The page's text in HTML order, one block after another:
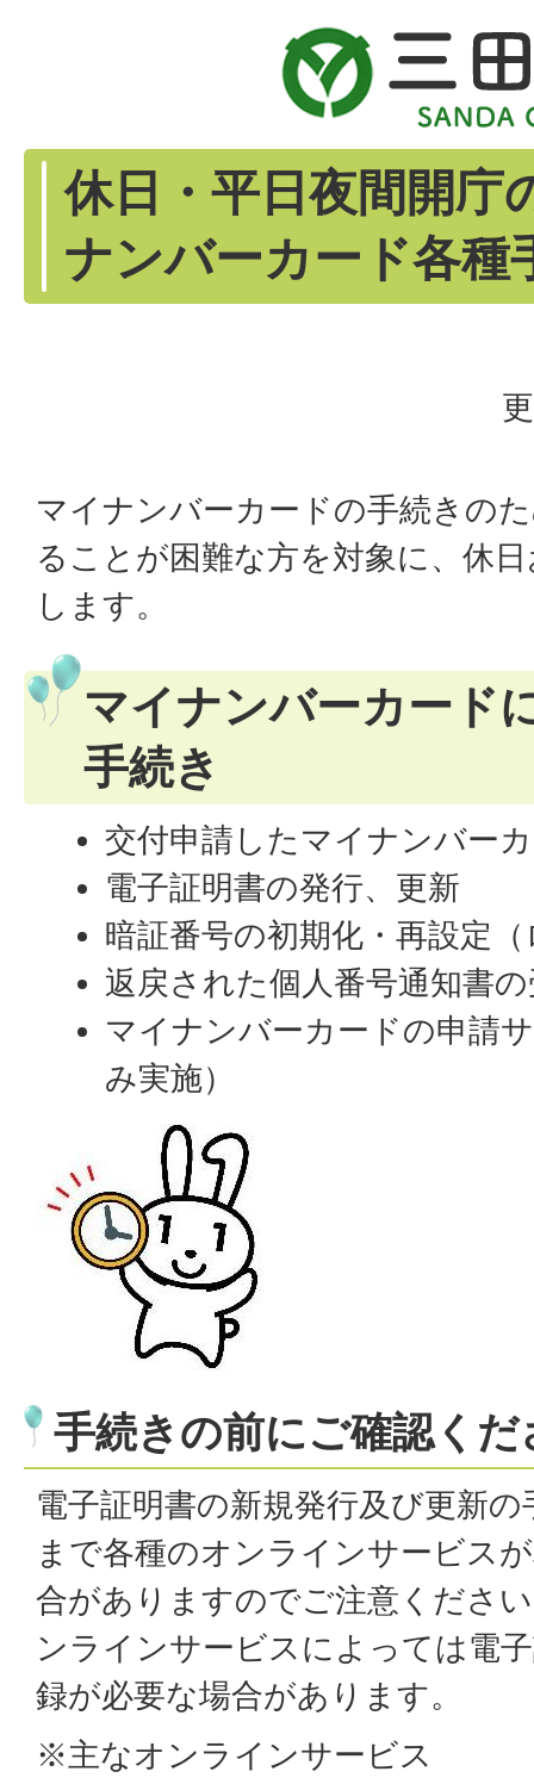
休日・平日夜間開庁
ナンバーカード各種
マイナンバーカードの手続きの
ることが困難な方を対象に、休
します。
マイナンバーカード
手続き
交付申請したマイナンバー
電子証明書の発行、更新
暗証番号の初期化・再設定
返戻された個人番号通知書
マイナンバーカードの申請
み実施）
手続きの前にご確認くだ
電子証明書の新規発行及び更新
まで各種のオンラインサービス
合がありますのでご注意くださ
ンラインサービスによっては電
録が必要な場合があります。
※主なオンラインサービス